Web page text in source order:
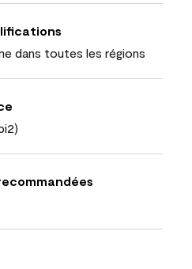
dans toutes les régions